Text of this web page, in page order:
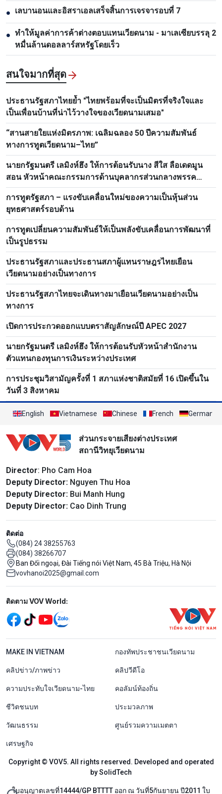
● เลบานอนและอิสราเอลเสร็จสิ้นการเจรจารอบที่ 7
● ทำให้มูลค่าการค้าต่างตอบแทนเวียดนาม - มาเลเซียบรรลุ 2
หมื่นล้านดอลลาร์สหรัฐโดยเร็ว
สนใจมากที่สุด
ประธานรัฐสภาไทยย้ำ "ไทยพร้อมที่จะเป็นมิตรที่จริงใจและ
เป็นเพื่อนบ้านที่น่าไว้วางใจของเวียดนามเสมอ"
“สานสายใยแห่งมิตรภาพ: เฉลิมฉลอง 50 ปีความสัมพันธ์
ทางการทูตเวียดนาม–ไทย”
นายกรัฐมนตรี เลมิงห์ฮึง ให้การต้อนรับนาง สีใส ลือเดดมูน
สอน หัวหน้าคณะกรรมการด้านบุคลากรส่วนกลางพรรค
ประชาชนปฏิวัติลาว
การทูตรัฐสภา – แรงขับเคลื่อนใหม่ของความเป็นหุ้นส่วน
ยุทธศาสตร์รอบด้าน
การทูตเปลี่ยนความสัมพันธ์ให้เป็นพลังขับเคลื่อนการพัฒนาที่
เป็นรูปธรรม
ประธานรัฐสภาและประธานสภาผู้แทนราษฎรไทยเยือน
เวียดนามอย่างเป็นทางการ
ประธานรัฐสภาไทยจะเดินทางมาเยือนเวียดนามอย่างเป็น
ทางการ
เปิดการประกวดออกแบบตราสัญลักษณ์ปี APEC 2027
นายกรัฐมนตรี เลมิงห์ฮึง ให้การต้อนรับหัวหน้าสำนักงาน
ตัวแทนกองทุนการเงินระหว่างประเทศ
การประชุมวิสามัญครั้งที่ 1 สภาแห่งชาติสมัยที่ 16 เปิดขึ้นใน
วันที่ 3 สิงหาคม
English Vietnamese Chinese French German
ส่วนกระจายเสียงต่างประเทศ
สถานีวิทยุเวียดนาม
Director: Pho Cam Hoa
Deputy Director: Nguyen Thu Hoa
Deputy Director: Bui Manh Hung
Deputy Director: Cao Dinh Trung
ติดต่อ
(084) 24 38255763
(084) 38266707
Ban Đối ngoại, Đài Tiếng nói Việt Nam, 45 Bà Triệu, Hà Nội
vovhanoi2025@gmail.com
Mạng xã hội
ติดตาม VOV World:
menu footer tiếng Thái
MAKE IN VIETNAM กองทัพประชาชนเวียดนาม
คลิปข่าว/ภาพข่าว คลิปวีดีโอ
ความประทับใจเวียดนาม-ไทย คอลัมน์ท้องถิ่น
ชีวิตชนบท ประมวลภาพ
วัฒนธรรม ศูนย์รวมความเมตตา
เศรษฐกิจ
Copyright © VOV5. All rights reserved. Developed and operated
by SolidTech
ใบอนุญาตเลขที่14444/GP BTTTT ออก ณ วันที่5กันยายน ปี2011 ใบ